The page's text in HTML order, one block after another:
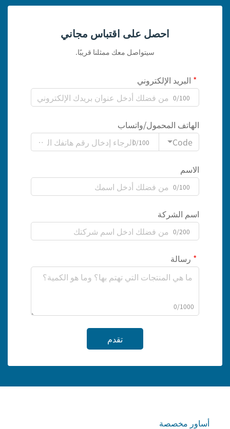
احصل على اقتباس مجاني
سيتواصل معك ممثلنا قريبًا.
البريد الإلكتروني
0/100
الهاتف المحمول/واتساب
Code
0/100
الاسم
0/100
اسم الشركة
0/200
رسالة
0/1000
تقدم
أساور مخصصة